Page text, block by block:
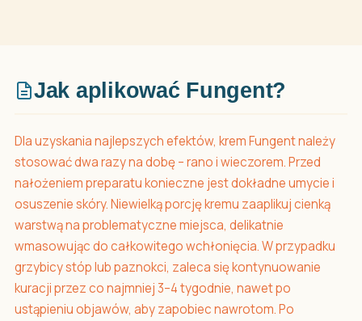
Jak aplikować Fungent?
Dla uzyskania najlepszych efektów, krem Fungent należy
stosować dwa razy na dobę – rano i wieczorem. Przed
nałożeniem preparatu konieczne jest dokładne umycie i
osuszenie skóry. Niewielką porcję kremu zaaplikuj cienką
warstwą na problematyczne miejsca, delikatnie
wmasowując do całkowitego wchłonięcia. W przypadku
grzybicy stóp lub paznokci, zaleca się kontynuowanie
kuracji przez co najmniej 3–4 tygodnie, nawet po
ustąpieniu objawów, aby zapobiec nawrotom. Po